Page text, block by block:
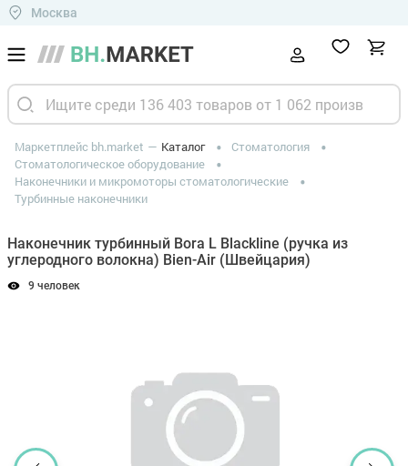
Москва
Маркетплейс bh.market Каталог
Стоматология
Стоматологическое оборудование
Наконечники и микромоторы стоматологические
Турбинные наконечники
Наконечник турбинный Bora L Blackline (ручка из
углеродного волокна) Bien-Air (Швейцария)
9 человек